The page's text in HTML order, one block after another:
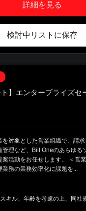
詳細を見る
検討中リストに保存
ト】エンタープライズセ
を対象とした営業組織で、請
管理など、Bill Oneのあらゆる
案活動をお任せします。 ＜営
業務の業務効率化に課題を...
キル、年齢を考慮の上、同社